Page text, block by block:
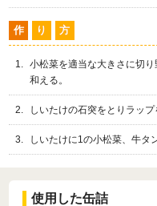
作 り 方
小松菜を適当な大きさに切
和える。
しいたけの石突をとりラップ
しいたけに1の小松菜、牛タ
使用した缶詰